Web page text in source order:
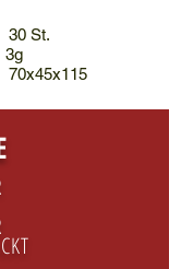
St.